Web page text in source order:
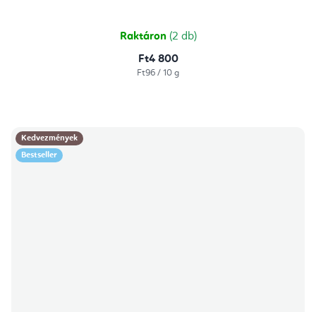
csillag.
Raktáron (2 db)
Ft4 800
Egységár:
Ft96 / 10 g
Kedvezmények
Bestseller